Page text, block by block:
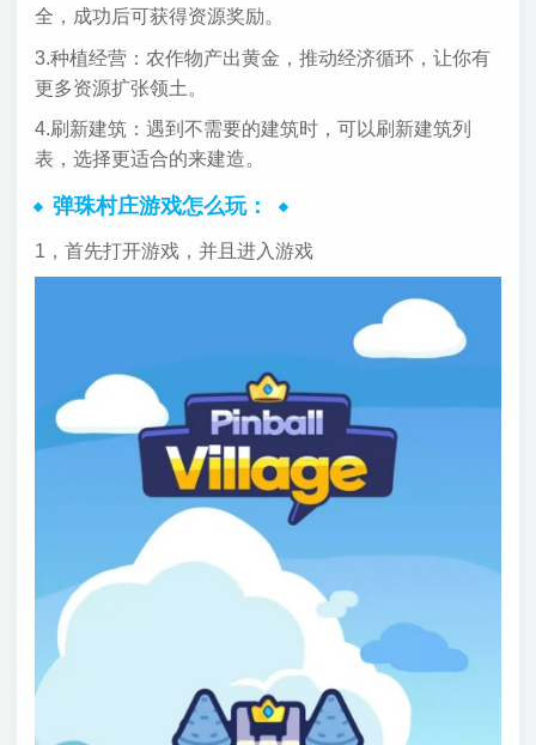
全，成功后可获得资源奖励。
3.种植经营：农作物产出黄金，推动经济循环，让你有
更多资源扩张领土。
4.刷新建筑：遇到不需要的建筑时，可以刷新建筑列
表，选择更适合的来建造。
弹珠村庄游戏怎么玩：
1，首先打开游戏，并且进入游戏